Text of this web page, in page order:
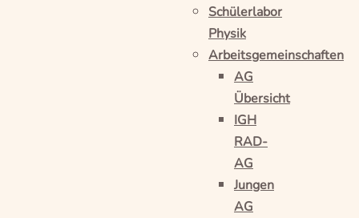
Schülerlabor
Physik
Arbeitsgemeinschaften
AG
Übersicht
IGH
RAD-
AG
Jungen
AG